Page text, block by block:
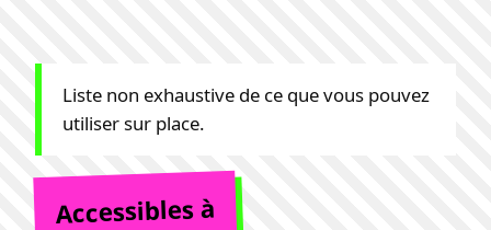
Liste non exhaustive de ce que vous pouvez
utiliser sur place.
Accessibles à